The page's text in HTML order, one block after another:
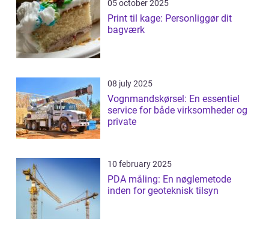
05 october 2025
Print til kage: Personliggør dit
bagværk
08 july 2025
Vognmandskørsel: En essentiel
service for både virksomheder og
private
10 february 2025
PDA måling: En nøglemetode
inden for geoteknisk tilsyn